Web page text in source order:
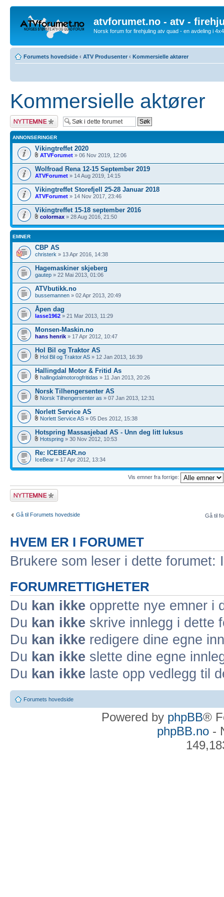
atvforumet.no - atv -
Norsk forum for firehjuling atv quad - en avdeling i
Forumets hovedside ‹ ATV Produsenter ‹ Kommersielle aktører
Kommersielle aktører
Legg inn et nytt
emne
ANNONSERINGER
Vikingtreffet 2020
ATVForumet » 06 Nov 2019, 12:06
Wolfroad Rena 12-15 September 2019
ATVForumet » 14 Aug 2019, 14:15
Vikingtreffet Storefjell 25-28 Januar 2018
ATVForumet » 14 Nov 2017, 23:46
Vikingtreffet 15-18 september 2016
colormax » 28 Aug 2016, 21:50
EMNER
CBP AS
christerk » 13 Apr 2016, 14:38
Hagemaskiner skjeberg
gautep » 22 Mai 2013, 01:06
ATVbutikk.no
bussemannen » 02 Apr 2013, 20:49
Åpen dag
lasse1962 » 21 Mar 2013, 11:29
Monsen-Maskin.no
hans henrik » 17 Apr 2012, 10:47
Hol Bil og Traktor AS
Hol Bil og Traktor AS » 12 Jan 2013, 16:39
Hallingdal Motor & Fritid As
hallingdalmotorogfritidas » 11 Jan 2013, 20:26
Norsk Tilhengersenter AS
Norsk Tilhengersenter as » 07 Jan 2013, 12:31
Norlett Service AS
Norlett Service AS » 05 Des 2012, 15:38
Hotspring Massasjebad AS - Unn deg litt luksus
Hotspring » 30 Nov 2012, 10:53
Re: ICEBEAR.no
IceBear » 17 Apr 2012, 13:34
Vis emner fra forrige:
Legg inn et nytt
emne
Gå til Forumets hovedside Gå til
HVEM ER I FORUMET
Brukere som leser i dette
FORUMRETTIGHETER
Du kan ikke opprette nye emner i
Du kan ikke skrive innlegg i dette
Du kan ikke redigere dine egne
Du kan ikke slette dine egne
Du kan ikke laste opp vedlegg til
Forumets hovedside
Powered by phpBB®
phpBB.no-